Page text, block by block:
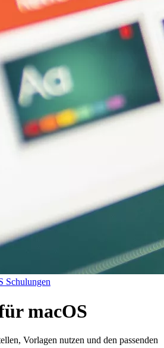
Schulungen
macOS
Vorlagen nutzen und den passenden